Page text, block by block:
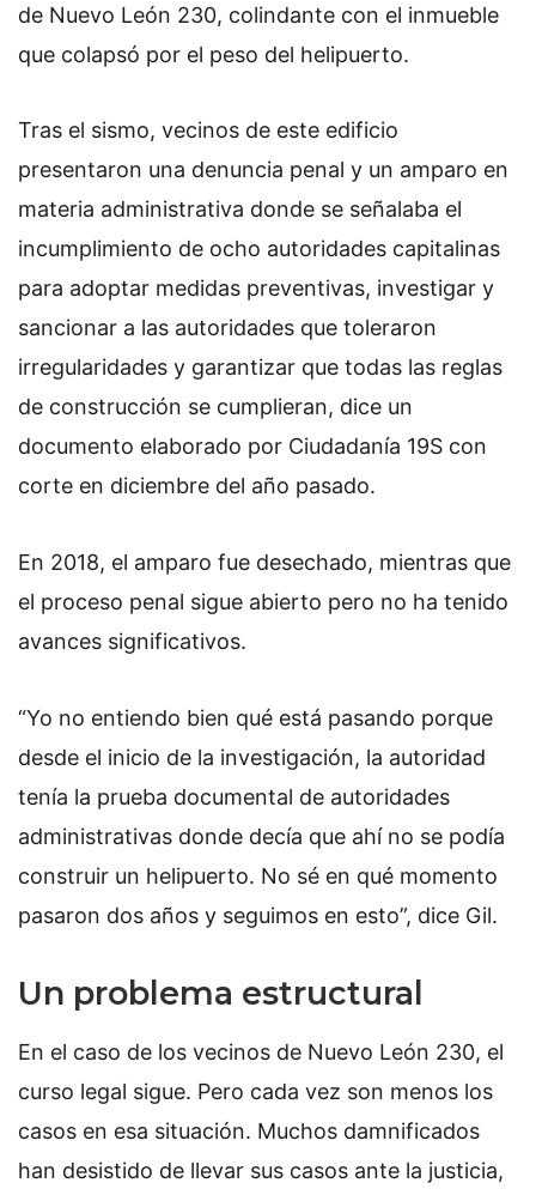
de Nuevo León 230, colindante con el inmueble
que colapsó por el peso del helipuerto.
Tras el sismo, vecinos de este edificio
presentaron una denuncia penal y un amparo en
materia administrativa donde se señalaba el
incumplimiento de ocho autoridades capitalinas
para adoptar medidas preventivas, investigar y
sancionar a las autoridades que toleraron
irregularidades y garantizar que todas las reglas
de construcción se cumplieran, dice un
documento elaborado por Ciudadanía 19S con
corte en diciembre del año pasado.
En 2018, el amparo fue desechado, mientras que
el proceso penal sigue abierto pero no ha tenido
avances significativos.
“Yo no entiendo bien qué está pasando porque
desde el inicio de la investigación, la autoridad
tenía la prueba documental de autoridades
administrativas donde decía que ahí no se podía
construir un helipuerto. No sé en qué momento
pasaron dos años y seguimos en esto”, dice Gil.
Un problema estructural
En el caso de los vecinos de Nuevo León 230, el
curso legal sigue. Pero cada vez son menos los
casos en esa situación. Muchos damnificados
han desistido de llevar sus casos ante la justicia,